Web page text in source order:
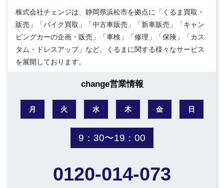
株式会社チェンジは、静岡県浜松市を拠点に「くるま買取・
販売」「バイク買取」「中古車販売」「新車販売」「キャン
ピングカーの企画・販売」「車検」「修理」「保険」「カス
タム・ドレスアップ」など、くるまに関する様々なサービス
を展開しております。
change営業情報
月 火 水 木 金 日
9：30〜19：00
0120-014-073